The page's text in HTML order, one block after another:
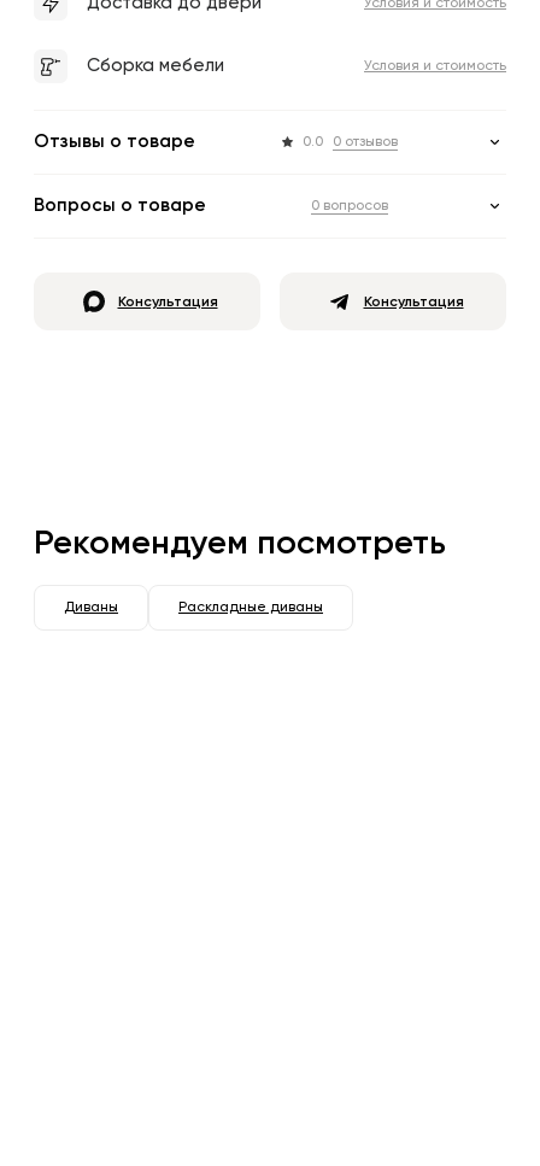
Условия и стоимость
Сборка мебели Условия и стоимость
Отзывы о товаре 0.0 0 отзывов
Вопросы о товаре 0 вопросов
Консультация Консультация
Рекомендуем посмотреть
Диваны Раскладные диваны